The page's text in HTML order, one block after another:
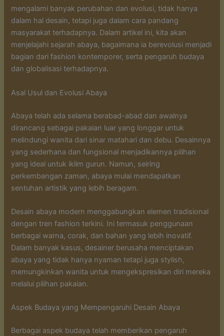
mengalami banyak perubahan dan evolusi, tidak hanya
dalam hal desain, tetapi juga dalam cara pandang
masyarakat terhadapnya. Dalam artikel ini, kita akan
menjelajahi sejarah abaya, bagaimana ia berevolusi menjadi
bagian dari fashion kontemporer, serta pengaruh budaya
dan globalisasi terhadapnya.
Asal Usul dan Evolusi Abaya
Abaya telah ada selama berabad-abad dan awalnya
dirancang sebagai pakaian luar yang longgar untuk
melindungi wanita dari sinar matahari dan debu. Desainnya
yang sederhana dan fungsional menjadikannya pilihan
yang ideal untuk iklim gurun. Namun, seiring
perkembangan zaman, abaya mulai mendapatkan
sentuhan artistik yang lebih beragam.
Desain abaya modern menggabungkan elemen tradisional
dengan tren fashion terkini. Ini termasuk penggunaan
berbagai warna, corak, dan bahan yang lebih inovatif.
Dalam banyak kasus, desainer berusaha menciptakan
abaya yang tidak hanya nyaman tetapi juga stylish,
memungkinkan wanita untuk mengekspresikan diri mereka
melalui pilihan pakaian.
Aspek Budaya yang Mempengaruhi Desain Abaya
Berbagai aspek budaya telah memberikan pengaruh